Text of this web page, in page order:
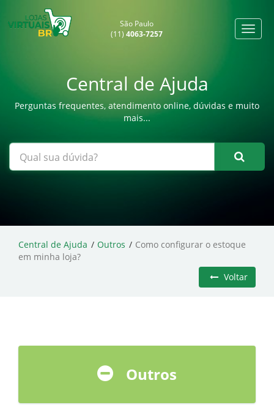
São Paulo
(11)4063-7257
Central de Ajuda
Perguntas frequentes, atendimento online, dúvidas e muito
mais...
Central de Ajuda Outros
Como configurar o estoque
em minha loja?
Voltar
Outros